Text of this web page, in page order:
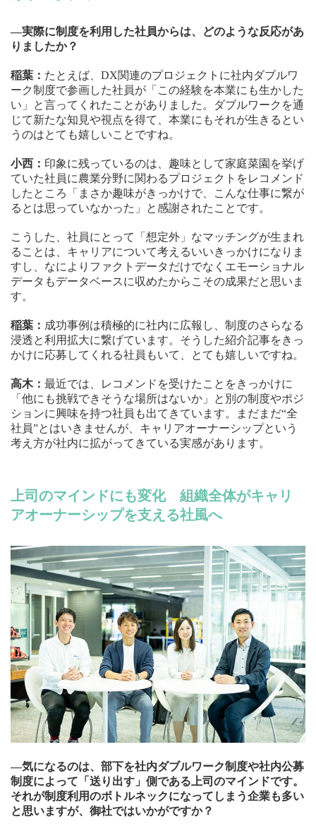
—実際に制度を利用した社員からは、どのような反応があ
りましたか？
稲葉： たとえば、DX関連のプロジェクトに社内ダブルワ
ーク制度で参画した社員が「この経験を本業にも生かした
い」と言ってくれたことがありました。ダブルワークを通
じて新たな知見や視点を得て、本業にもそれが生きるとい
うのはとても嬉しいことですね。
小西： 印象に残っているのは、趣味として家庭菜園を挙げ
ていた社員に農業分野に関わるプロジェクトをレコメンド
したところ「まさか趣味がきっかけで、こんな仕事に繋が
るとは思っていなかった」と感謝されたことです。
こうした、社員にとって「想定外」なマッチングが生まれ
ることは、キャリアについて考えるいいきっかけになりま
すし、なによりファクトデータだけでなくエモーショナル
データもデータベースに収めたからこその成果だと思いま
す。
稲葉： 成功事例は積極的に社内に広報し、制度のさらなる
浸透と利用拡大に繋げています。そうした紹介記事をきっ
かけに応募してくれる社員もいて、とても嬉しいですね。
高木： 最近では、レコメンドを受けたことをきっかけに
「他にも挑戦できそうな場所はないか」と別の制度やポジ
ションに興味を持つ社員も出てきています。まだまだ“全
社員”とはいきませんが、キャリアオーナーシップという
考え方が社内に拡がってきている実感があります。
上司のマインドにも変化 組織全体がキャリ
アオーナーシップを支える社風へ
—気になるのは、部下を社内ダブルワーク制度や社内公募
制度によって「送り出す」側である上司のマインドです。
それが制度利用のボトルネックになってしまう企業も多い
と思いますが、御社ではいかがですか？